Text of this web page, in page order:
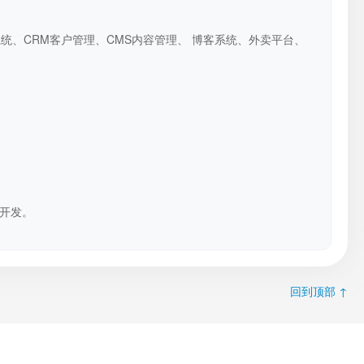
CRM客户管理、CMS内容管理、 博客系统、外卖平台、
。
回到顶部 ↑